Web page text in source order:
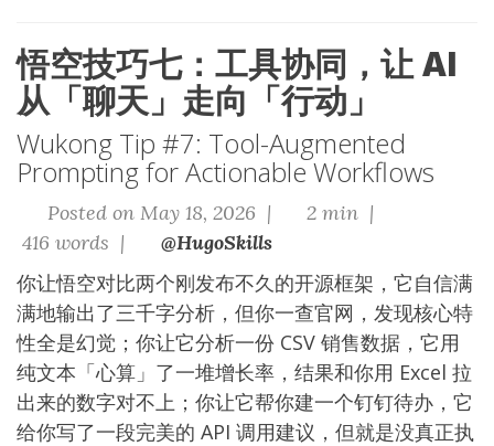
悟空技巧七：工具协同，让 AI
从「聊天」走向「行动」
Wukong Tip #7: Tool-Augmented
Prompting for Actionable Workflows
Posted on May 18, 2026 |
2 min |
416 words |
@HugoSkills
你让悟空对比两个刚发布不久的开源框架，它自信满
满地输出了三千字分析，但你一查官网，发现核心特
性全是幻觉；你让它分析一份 CSV 销售数据，它用
纯文本「心算」了一堆增长率，结果和你用 Excel 拉
出来的数字对不上；你让它帮你建一个钉钉待办，它
给你写了一段完美的 API 调用建议，但就是没真正执